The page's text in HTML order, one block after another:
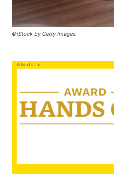
©iStock by Getty Images
Advertorial